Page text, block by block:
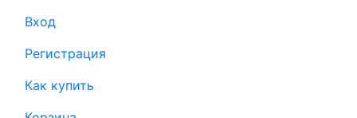
Вход
Регистрация
Как купить